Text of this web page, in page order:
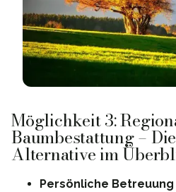
Möglichkeit 3:
Baumbestattung –
Alternative im
Persönliche Betreuung